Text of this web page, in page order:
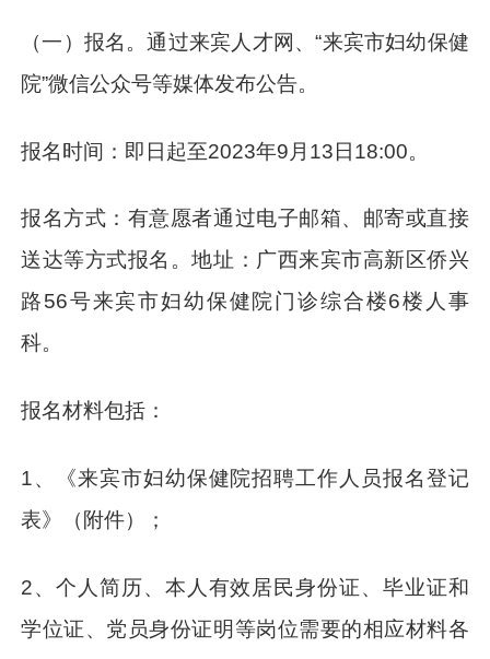
（一）报名。通过来宾人才网、“来宾市妇幼保健
院”微信公众号等媒体发布公告。
报名时间：即日起至2023年9月13日18:00。
报名方式：有意愿者通过电子邮箱、邮寄或直接
送达等方式报名。地址：广西来宾市高新区侨兴
路56号来宾市妇幼保健院门诊综合楼6楼人事
科。
报名材料包括：
1、《来宾市妇幼保健院招聘工作人员报名登记
表》（附件）；
2、个人简历、本人有效居民身份证、毕业证和
学位证、党员身份证明等岗位需要的相应材料各